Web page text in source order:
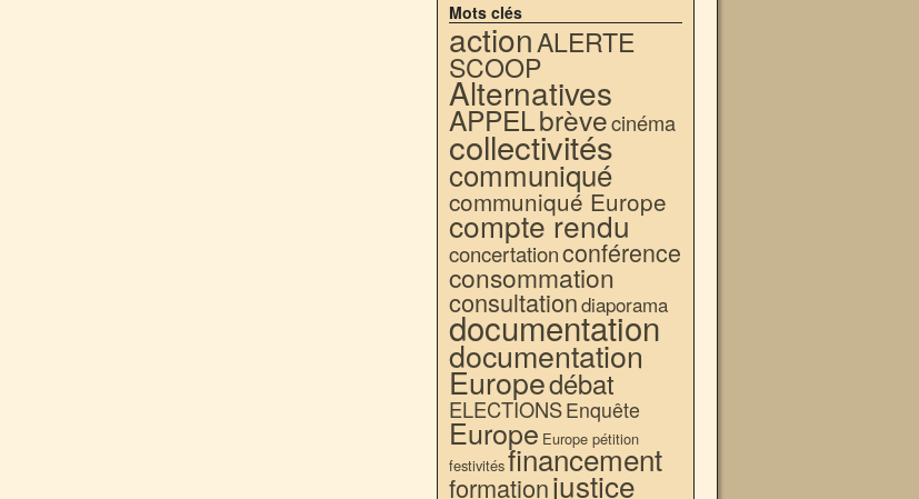
Mots clés
actionALERTE
SCOOP
Alternatives
APPELbrèvecinéma
collectivités
communiqué
communiqué Europe
compte rendu
concertationconférence
consommation
consultationdiaporama
documentation
documentation
Europedébat
ELECTIONSEnquête
Europe Europe pétition
festivitésfinancement
formationjustice